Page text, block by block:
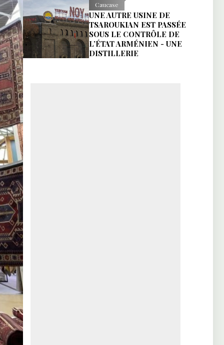
Caucase
UNE AUTRE USINE DE
TSAROUKIAN EST PASSÉE
SOUS LE CONTRÔLE DE
L’ÉTAT ARMÉNIEN - UNE
DISTILLERIE